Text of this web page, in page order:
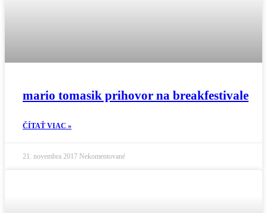
mario tomasik prihovor na breakfestivale
ČÍTAŤ VIAC »
21. novembra 2017 Nekomentované